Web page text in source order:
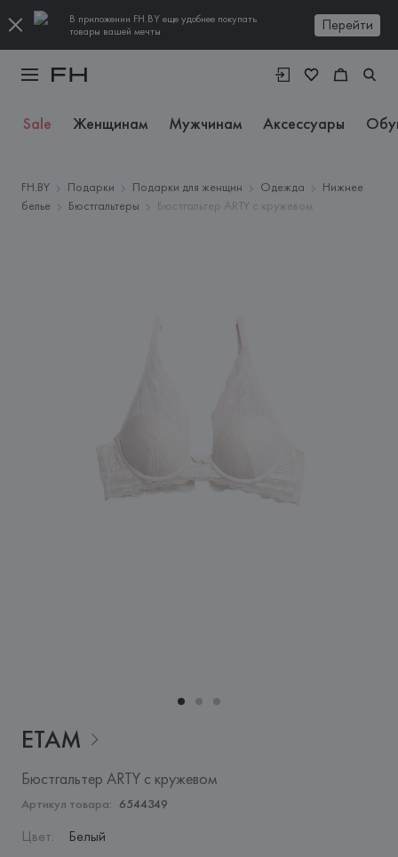
В приложении FH.BY еще удобнее покупать
товары вашей мечты
Перейти
Sale Женщинам Мужчинам Аксессуары
FH.BY Подарки Подарки для женщин Одежда
Нижнее
белье
Бюстгальтеры Бюстгальтер ARTY с кружевом
ETAM
Бюстгальтер ARTY с кружевом
Артикул товара: 6544349
Цвет: Белый